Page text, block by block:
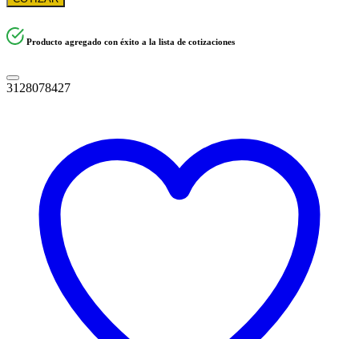
Producto agregado con éxito a la lista de cotizaciones
3128078427